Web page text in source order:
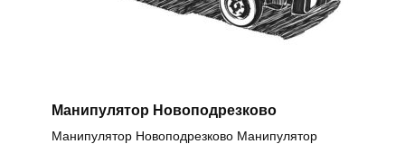
Манипулятор Новоподрезково
Манипулятор Новоподрезково Манипулятор